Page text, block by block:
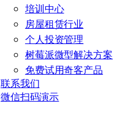
培训中心
房屋租赁行业
个人投资管理
树莓派微型解决方案
免费试用奇客产品
联系我们
微信扫码演示